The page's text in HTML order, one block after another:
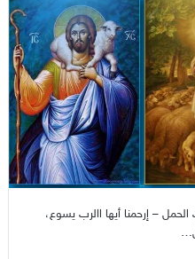
الحمل – إرحمنا أيها االرب يسوع،